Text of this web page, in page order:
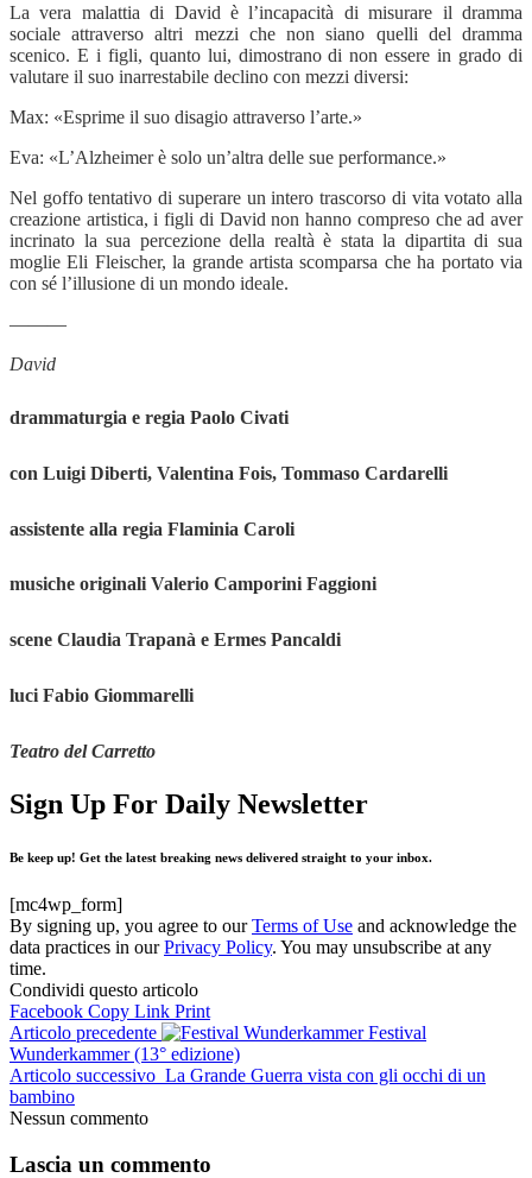
La vera malattia di David è l’incapacità di misurare il dramma
sociale attraverso altri mezzi che non siano quelli del dramma
scenico. E i figli, quanto lui, dimostrano di non essere in grado di
valutare il suo inarrestabile declino con mezzi diversi:
Max: «Esprime il suo disagio attraverso l’arte.»
Eva: «L’Alzheimer è solo un’altra delle sue performance.»
Nel goffo tentativo di superare un intero trascorso di vita votato alla
creazione artistica, i figli di David non hanno compreso che ad aver
incrinato la sua percezione della realtà è stata la dipartita di sua
moglie Eli Fleischer, la grande artista scomparsa che ha portato via
con sé l’illusione di un mondo ideale.
———
David
drammaturgia e regia Paolo Civati
con Luigi Diberti, Valentina Fois, Tommaso Cardarelli
assistente alla regia Flaminia Caroli
musiche originali Valerio Camporini Faggioni
scene Claudia Trapanà e Ermes Pancaldi
luci Fabio Giommarelli
Teatro del Carretto
Sign Up For Daily Newsletter
Be keep up! Get the latest breaking news delivered straight to your inbox.
[mc4wp_form]
By signing up, you agree to ourTerms of Use and acknowledge the
data practices in ourPrivacy Policy. You may unsubscribe at any
time.
Condividi questo articolo
Facebook Copy Link Print
Articolo precedente
Festival
Wunderkammer (13° edizione)
Articolo successivo La Grande Guerra vista con gli occhi di un
bambino
Nessun commento
Lascia un commento